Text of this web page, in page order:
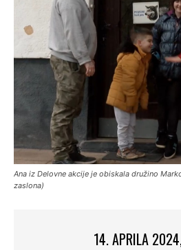
Ana iz Delovne akcije je obiskala družino
zaslona)
14. APRILA